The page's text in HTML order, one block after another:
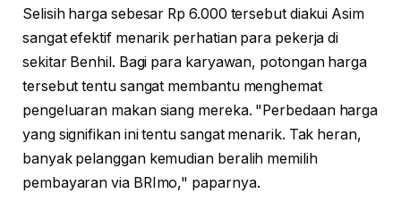
Selisih harga sebesar Rp 6.000 tersebut diakui Asim
sangat efektif menarik perhatian para pekerja di
sekitar Benhil. Bagi para karyawan, potongan harga
tersebut tentu sangat membantu menghemat
pengeluaran makan siang mereka. "Perbedaan harga
yang signifikan ini tentu sangat menarik. Tak heran,
banyak pelanggan kemudian beralih memilih
pembayaran via BRImo," paparnya.